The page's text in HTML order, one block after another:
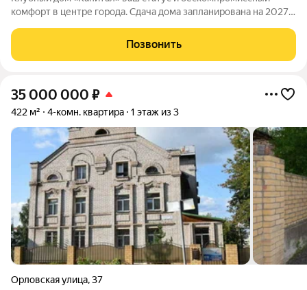
комфорт в центре города. Сдача дома запланирована на 2027
безупречного вкуса. Двенадцатиэтажное монолитно-
кирпичное здание объединяет традиции
Позвонить
35 000 000 ₽
422 м² 4-комн. квартира 1 этаж из 3
Орловская улица,37